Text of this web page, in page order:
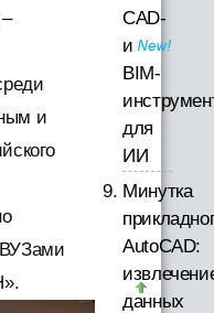
и
CAD-
и
BIM-
для
ИИ
Минутка
AutoCAD:
данных